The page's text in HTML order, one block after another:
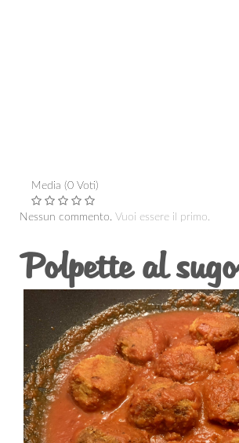
Media (0 Voti)
Nessun commento. Vuoi essere il primo.
Polpette al